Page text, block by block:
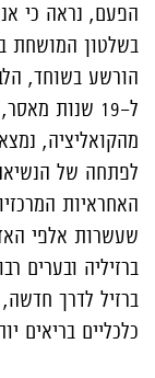
הפעם, נראה כי
בשלטון המושחת
הורשע בשוחד,
מהקואליציה,
לפתחה של
האחראיות
שעשרות אלפי
ברזיליה ובערים
ברזיל לדרך
כלכליים בריאים